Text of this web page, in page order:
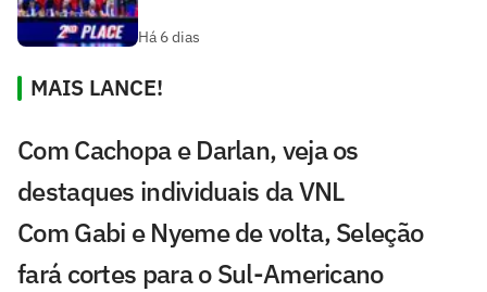
Há 6 dias
MAIS LANCE!
Com Cachopa e Darlan, veja os
destaques individuais da VNL
Com Gabi e Nyeme de volta, Seleção
fará cortes para o Sul-Americano